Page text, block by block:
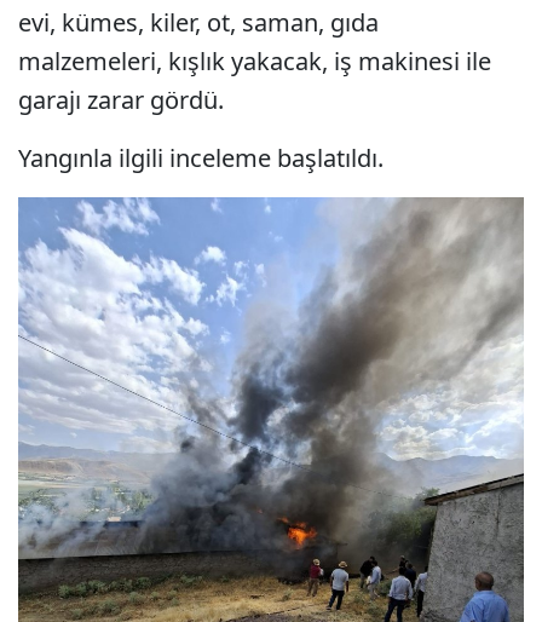
evi, kümes, kiler, ot, saman, gıda
malzemeleri, kışlık yakacak, iş makinesi ile
garajı zarar gördü.
Yangınla ilgili inceleme başlatıldı.